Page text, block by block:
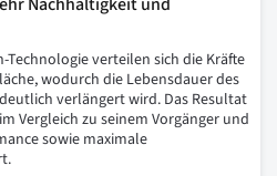
Technologie verteilen sich die Kräfte
wodurch die Lebensdauer des
verlängert wird. Das Resultat
Vergleich zu seinem Vorgänger und
sowie maximale